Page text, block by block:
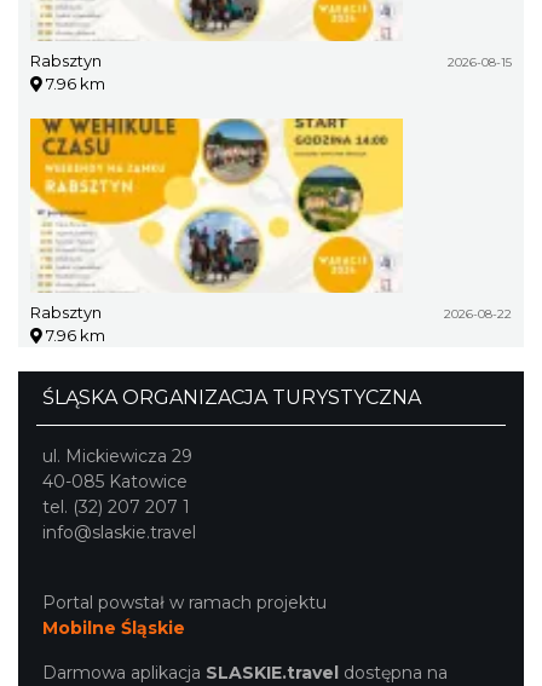
Rabsztyn 2026-08-15
7.96 km
Rabsztyn 2026-08-22
7.96 km
ŚLĄSKA ORGANIZACJA TURYSTYCZNA
ul. Mickiewicza 29
40-085 Katowice
tel. (32) 207 207 1
info@slaskie.travel
Portal powstał w ramach projektu
Mobilne Śląskie
Darmowa aplikacja SLASKIE.travel dostępna na